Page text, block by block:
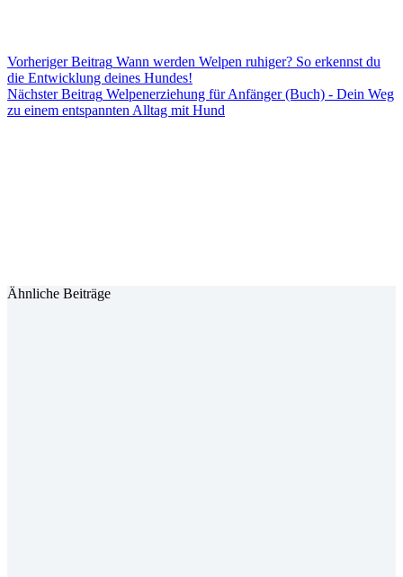
VorherigerBeitrag Wann werden Welpen ruhiger? So erkennst du
die Entwicklung deines Hundes!
NächsterBeitrag Welpenerziehung für Anfänger (Buch) - Dein Weg
zu einem entspannten Alltag mit Hund
Ähnliche Beiträge